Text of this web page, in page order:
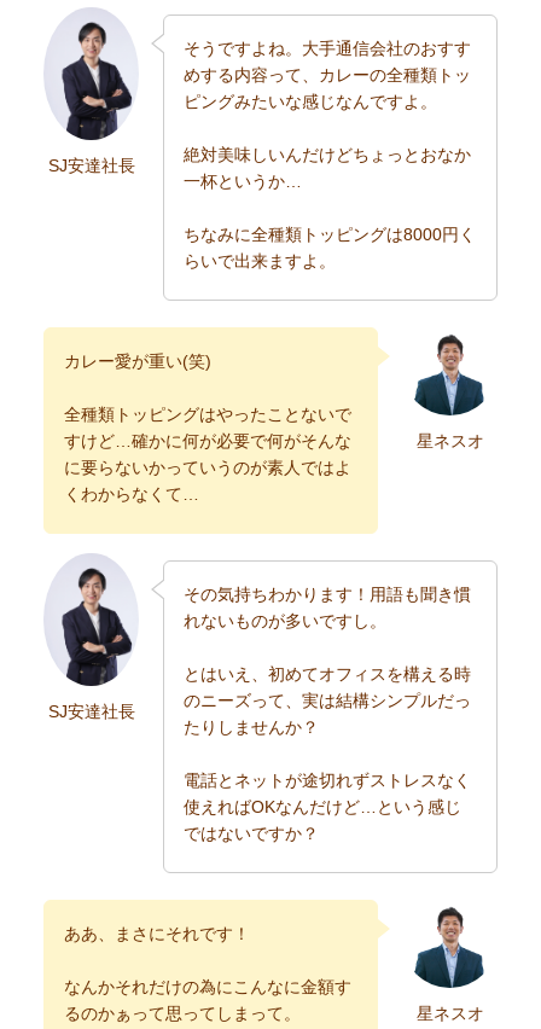
SJ安達社長
そうですよね。大手通信会社のおすす
めする内容って、カレーの全種類トッ
ピングみたいな感じなんですよ。
絶対美味しいんだけどちょっとおなか
一杯というか…
ちなみに全種類トッピングは8000円く
らいで出来ますよ。
カレー愛が重い(笑)
全種類トッピングはやったことないで
すけど…確かに何が必要で何がそんな
に要らないかっていうのが素人ではよ
くわからなくて…
星ネスオ
SJ安達社長
その気持ちわかります！用語も聞き慣
れないものが多いですし。
とはいえ、初めてオフィスを構える時
のニーズって、実は結構シンプルだっ
たりしませんか？
電話とネットが途切れずストレスなく
使えればOKなんだけど…という感じ
ではないですか？
ああ、まさにそれです！
なんかそれだけの為にこんなに金額す
るのかぁって思ってしまって。
星ネスオ